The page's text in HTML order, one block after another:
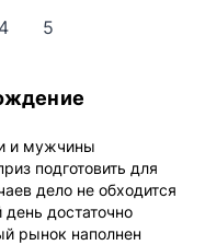
страницу
Страница
4 Страница
5
и мужчины
подготовить для
дело не обходится
достаточно
рынок наполнен